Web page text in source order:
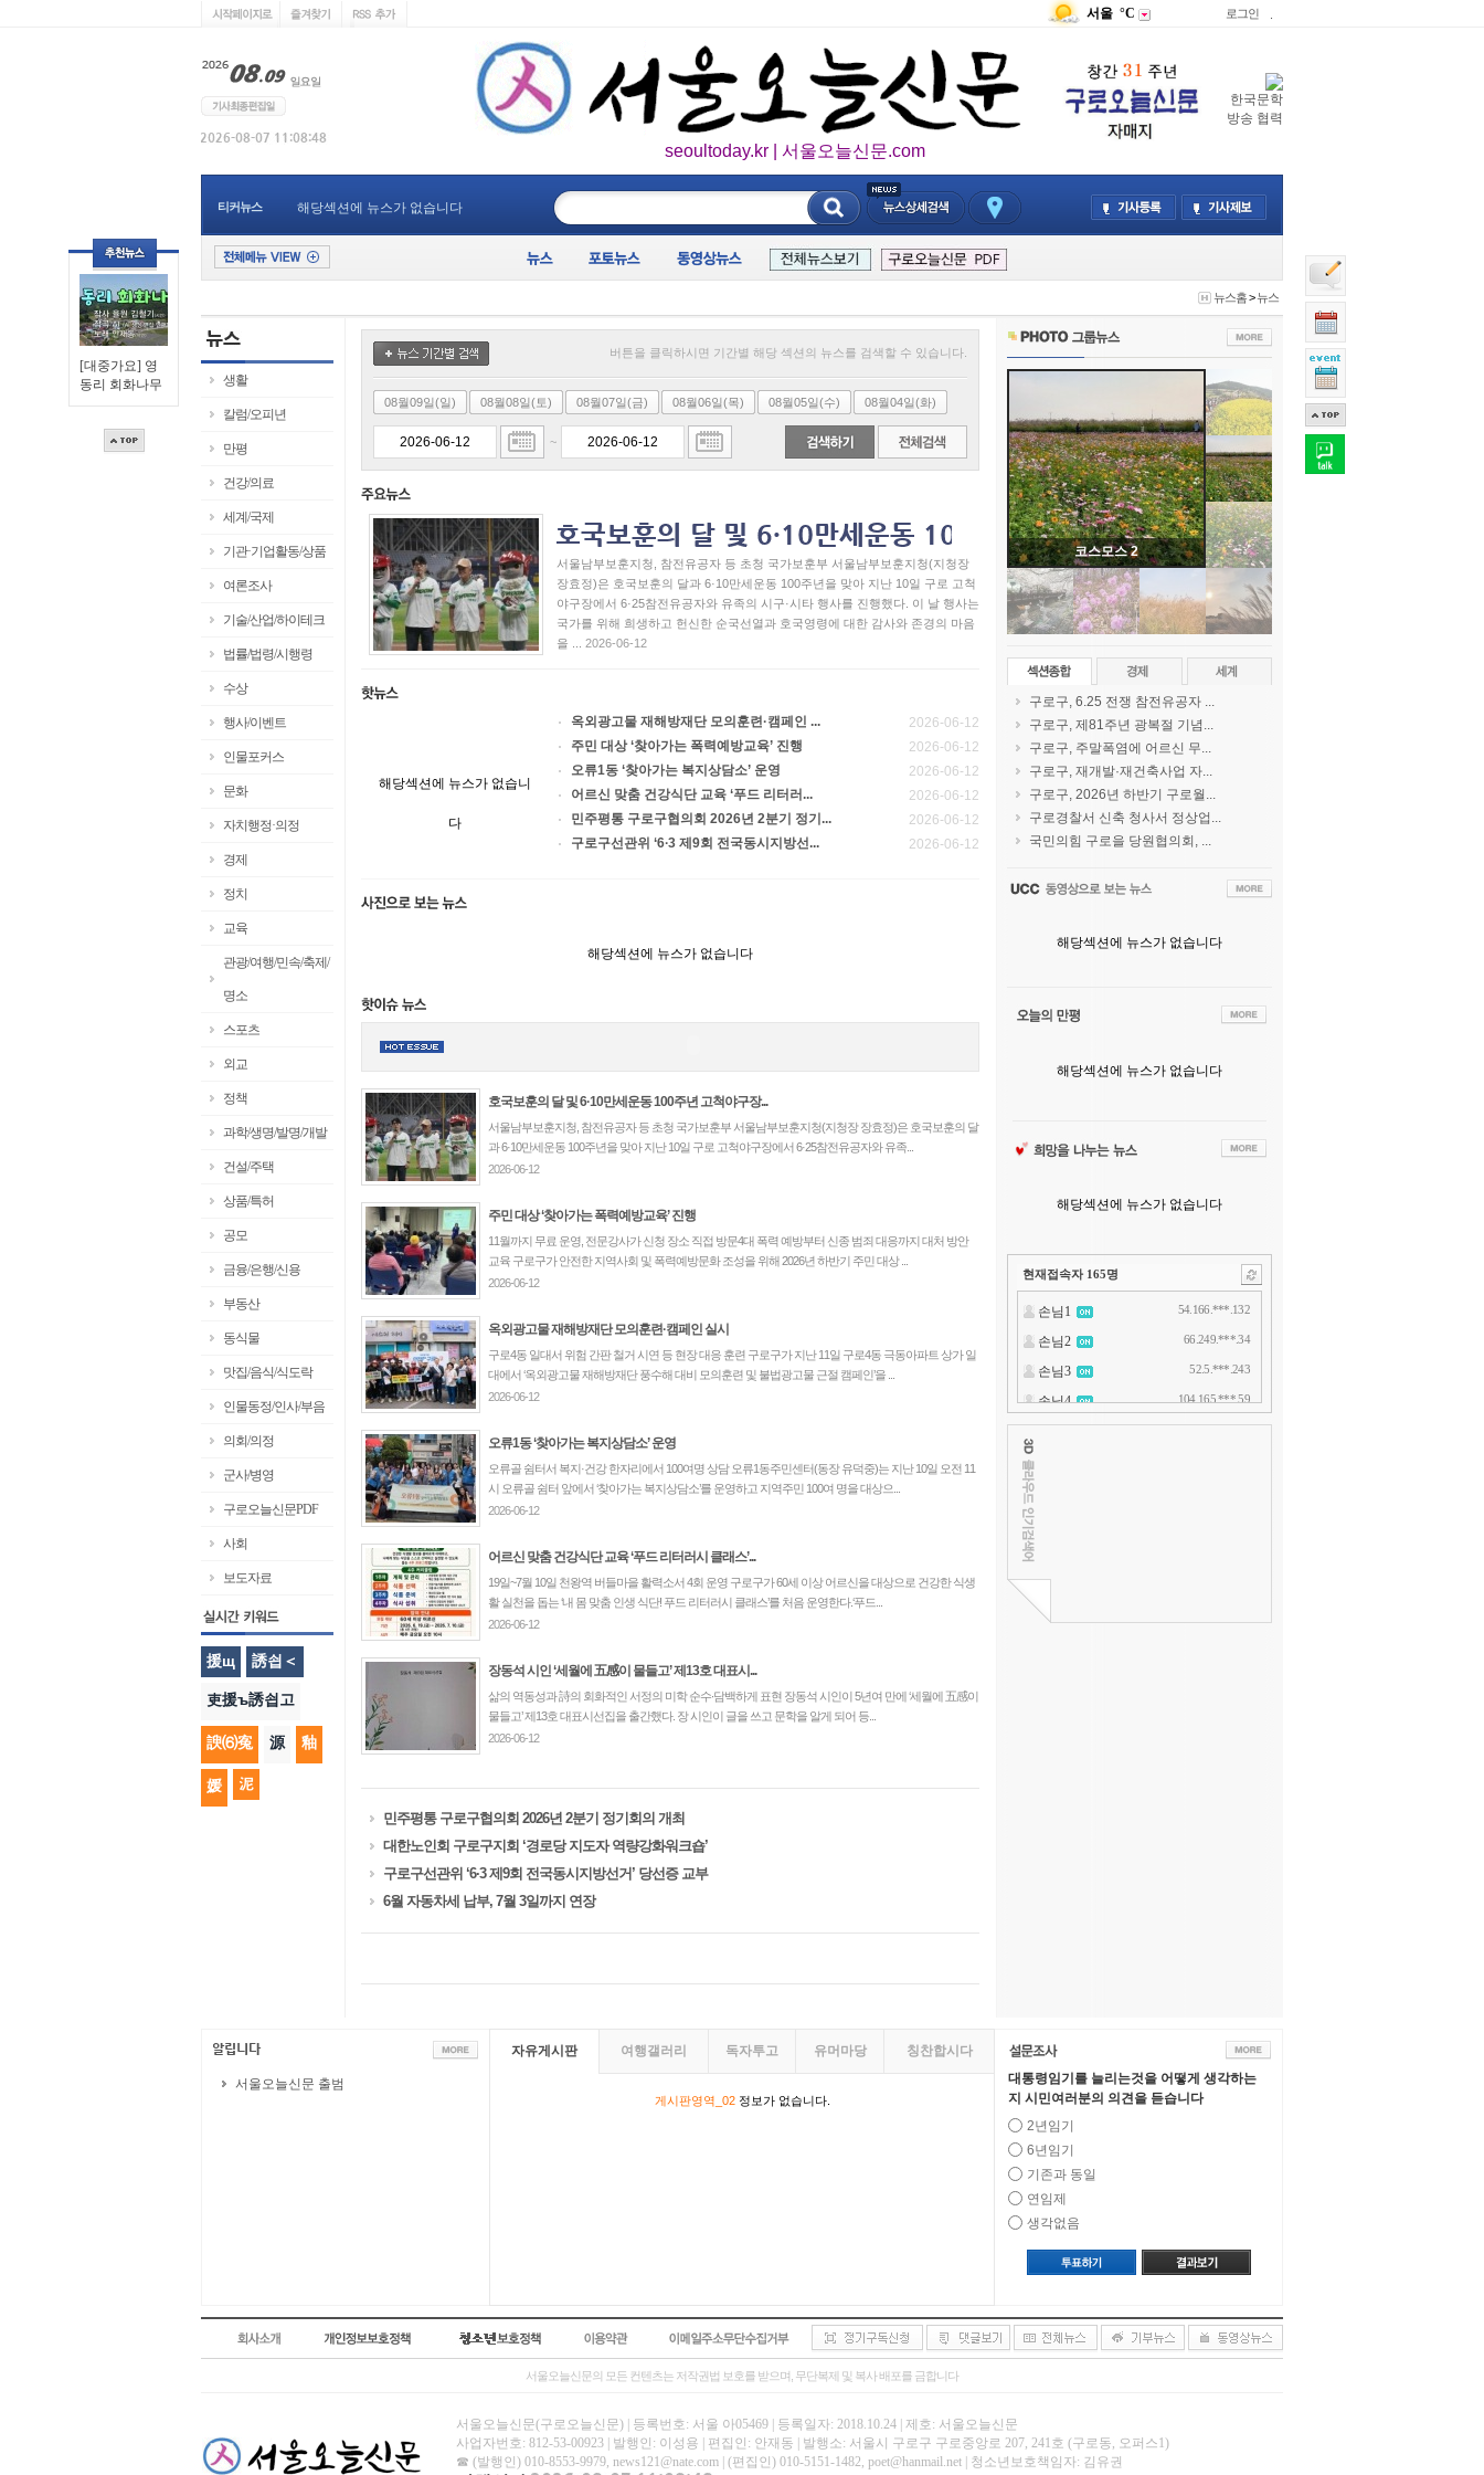
[대중가요] 영
동리 회화나무
서울 °C 로그인
seoultoday.kr | 서울오늘신문.com
한국문학
방송 협력
티커뉴스 해당섹션에 뉴스가 없습니다
뉴스홈>뉴스
생활
칼럼/오피년
만평
건강/의료
세계/국제
기관·기업활동/상품
여론조사
기술/산업/하이테크
법률/법령/시행령
수상
행사/이벤트
인물포커스
문화
자치행정·의정
경제
정치
교육
관광/여행/민속/축제/
명소
스포츠
외교
정책
과학/생명/발명/개발
건설/주택
상품/특허
공모
금융/은행/신용
부동산
동식물
맛집/음식/식도락
인물동정/인사/부음
의회/의정
군사/병영
구로오늘신문PDF
사회
보도자료
援щ 誘쇱＜
吏援ъ誘쇱고
諛⑹寃 源 釉
媛 泥
버튼을 클릭하시면 기간별 해당 섹션의 뉴스를 검색할 수 있습니다.
08월09일(일) 08월08일(토) 08월07일(금) 08월06일(목) 08월05일(수) 08월04일(화)
~
서울남부보훈지청, 참전유공자 등 초청 국가보훈부 서울남부보훈지청(지청장
장효정)은 호국보훈의 달과 6·10만세운동 100주년을 맞아 지난 10일 구로 고척
야구장에서 6·25참전유공자와 유족의 시구·시타 행사를 진행했다. 이 날 행사는
국가를 위해 희생하고 헌신한 순국선열과 호국영령에 대한 감사와 존경의 마음
을 ...
2026-06-12
해당섹션에 뉴스가 없습니
다
옥외광고물 재해방재단 모의훈련·캠페인 ...
2026-06-12
주민 대상 ‘찾아가는 폭력예방교육’ 진행
2026-06-12
오류1동 ‘찾아가는 복지상담소’ 운영
2026-06-12
어르신 맞춤 건강식단 교육 ‘푸드 리터러...
2026-06-12
민주평통 구로구협의회 2026년 2분기 정기...
2026-06-12
구로구선관위 ‘6∙3 제9회 전국동시지방선...
2026-06-12
해당섹션에 뉴스가 없습니다
호국보훈의 달 및 6·10만세운동 100주년 고척야구장...
서울남부보훈지청, 참전유공자 등 초청 국가보훈부 서울남부보훈지청(지청장 장효정)은 호국보훈의 달
과 6·10만세운동 100주년을 맞아 지난 10일 구로 고척야구장에서 6·25참전유공자와 유족...
2026-06-12
주민 대상 ‘찾아가는 폭력예방교육’ 진행
11월까지 무료 운영, 전문강사가 신청 장소 직접 방문4대 폭력 예방부터 신종 범죄 대응까지 대처 방안
교육 구로구가 안전한 지역사회 및 폭력예방문화 조성을 위해 2026년 하반기 주민 대상 ...
2026-06-12
옥외광고물 재해방재단 모의훈련·캠페인 실시
구로4동 일대서 위험 간판 철거 시연 등 현장 대응 훈련 구로구가 지난 11일 구로4동 극동아파트 상가 일
대에서 ‘옥외광고물 재해방재단 풍수해 대비 모의훈련 및 불법광고물 근절 캠페인’을 ...
2026-06-12
오류1동 ‘찾아가는 복지상담소’ 운영
오류골 쉼터서 복지·건강 한자리에서 100여명 상담 오류1동주민센터(동장 유덕중)는 지난 10일 오전 11
시 오류골 쉼터 앞에서 ‘찾아가는 복지상담소’를 운영하고 지역주민 100여 명을 대상으...
2026-06-12
어르신 맞춤 건강식단 교육 ‘푸드 리터러시 클래스’...
19일~7월 10일 천왕역 버들마을 활력소서 4회 운영 구로구가 60세 이상 어르신을 대상으로 건강한 식생
활 실천을 돕는 ‘내 몸 맞춤 인생 식단! 푸드 리터러시 클래스’를 처음 운영한다.‘푸드...
2026-06-12
장동석 시인 ‘세월에 五感이 물들고’ 제13호 대표시...
삶의 역동성과 詩의 회화적인 서정의 미학 순수∙담백하게 표현 장동석 시인이 5년여 만에 ‘세월에 五感이
물들고’ 제13호 대표시선집을 출간했다. 장 시인이 글을 쓰고 문학을 알게 되어 등...
2026-06-12
민주평통 구로구협의회 2026년 2분기 정기회의 개최
대한노인회 구로구지회 ‘경로당 지도자 역량강화워크숍’
구로구선관위 ‘6∙3 제9회 전국동시지방선거’ 당선증 교부
6월 자동차세 납부, 7월 3일까지 연장
코스모스 2
구로구, 6.25 전쟁 참전유공자 ...
구로구, 제81주년 광복절 기념...
구로구, 주말폭염에 어르신 무...
구로구, 재개발·재건축사업 자...
구로구, 2026년 하반기 구로월...
구로경찰서 신축 청사서 정상업...
국민의힘 구로을 당원협의회, ...
해당섹션에 뉴스가 없습니다
해당섹션에 뉴스가 없습니다
해당섹션에 뉴스가 없습니다
현재접속자 165명
서울오늘신문 출범
자유게시판 여행갤러리 독자투고 유머마당 칭찬합시다
게시판영역_02정보가 없습니다.
대통령임기를 늘리는것을 어떻게 생각하는
지 시민여러분의 의견을 듣습니다
2년임기
6년임기
기존과 동일
연임제
생각없음
서울오늘신문의 모든 컨텐츠는 저작권법 보호를 받으며, 무단복제 및 복사 배포를 금합니다
서울오늘신문(구로오늘신문) | 등록번호: 서울 아05469 | 등록일자: 2018.10.24 | 제호: 서울오늘신문
사업자번호: 812-53-00923 | 발행인: 이성용 | 편집인: 안재동 | 발행소: 서울시 구로구 구로중앙로 207, 241호 (구로동, 오퍼스1)
☎ (발행인) 010-8553-9979, news121@nate.com | (편집인) 010-5151-1482, poet@hanmail.net | 청소년보호책임자: 김유권